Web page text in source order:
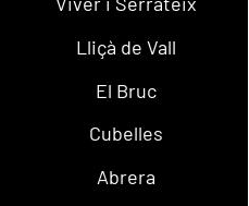
Lliçà de Vall
El Bruc
Cubelles
Abrera